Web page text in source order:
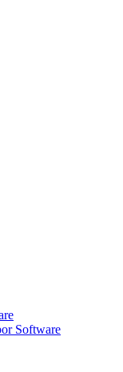
Software